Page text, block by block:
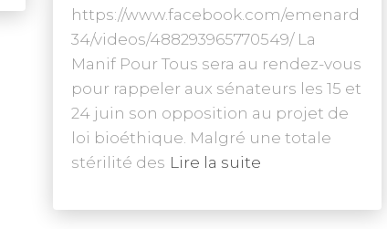
https://www.facebook.com/emenard
34/videos/488293965770549/ La
Manif Pour Tous sera au rendez-vous
pour rappeler aux sénateurs les 15 et
24 juin son opposition au projet de
loi bioéthique. Malgré une totale
stérilité des Lire la suite